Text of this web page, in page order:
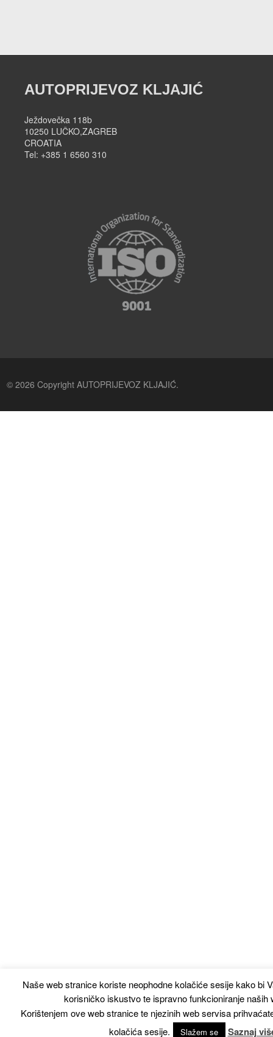
AUTOPRIJEVOZ KLJAJIĆ
Ježdovečka 118b
10250 LUČKO,ZAGREB
CROATIA
Tel: +385 1 6560 310
© 2026 Copyright AUTOPRIJEVOZ KLJAJIĆ.
Naše web stranice koriste neophodne kolačiće sesije kako bi
korisničko iskustvo te ispravno funkcioniranje naših
Korištenjem ove web stranice te njezinih web servisa
kolačića sesije.
Slažem se Saznaj